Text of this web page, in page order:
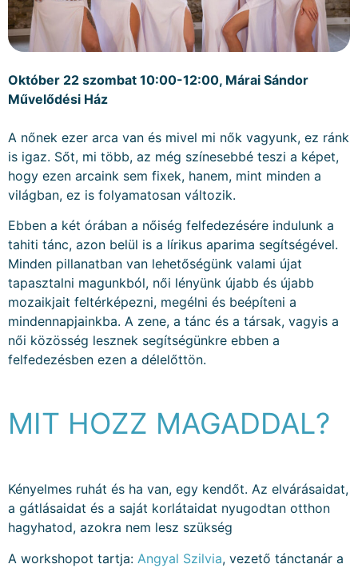
Október 22 szombat 10:00-12:00, Márai Sándor
Művelődési Ház
A nőnek ezer arca van és mivel mi nők vagyunk, ez ránk
is igaz. Sőt, mi több, az még színesebbé teszi a képet,
hogy ezen arcaink sem fixek, hanem, mint minden a
világban, ez is folyamatosan változik.
Ebben a két órában a nőiség felfedezésére indulunk a
tahiti tánc, azon belül is a lírikus aparima segítségével.
Minden pillanatban van lehetőségünk valami újat
tapasztalni magunkból, női lényünk újabb és újabb
mozaikjait feltérképezni, megélni és beépíteni a
mindennapjainkba. A zene, a tánc és a társak, vagyis a
női közösség lesznek segítségünkre ebben a
felfedezésben ezen a délelőttön.
MIT HOZZ MAGADDAL?
Kényelmes ruhát és ha van, egy kendőt. Az elvárásaidat,
a gátlásaidat és a saját korlátaidat nyugodtan otthon
hagyhatod, azokra nem lesz szükség
A workshopot tartja: Angyal Szilvia, vezető tánctanár a